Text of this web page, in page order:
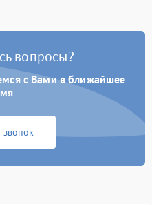
вопросы?
с Вами в ближайшее
звонок